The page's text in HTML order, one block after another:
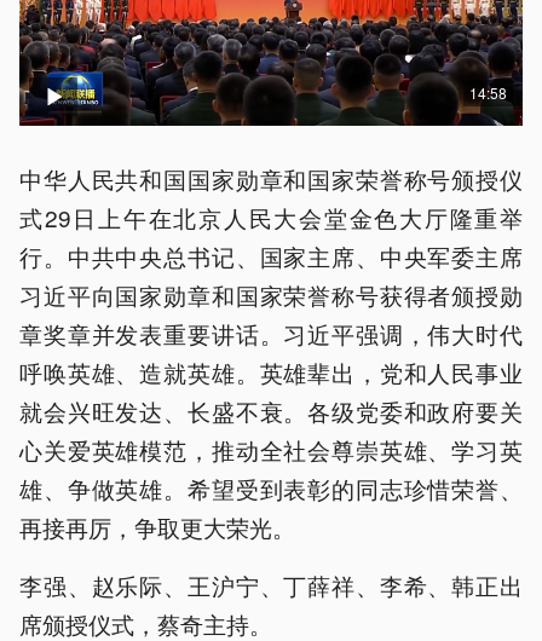
14:58
中华人民共和国国家勋章和国家荣誉称号颁授仪
式29日上午在北京人民大会堂金色大厅隆重举
行。中共中央总书记、国家主席、中央军委主席
习近平向国家勋章和国家荣誉称号获得者颁授勋
章奖章并发表重要讲话。习近平强调，伟大时代
呼唤英雄、造就英雄。英雄辈出，党和人民事业
就会兴旺发达、长盛不衰。各级党委和政府要关
心关爱英雄模范，推动全社会尊崇英雄、学习英
雄、争做英雄。希望受到表彰的同志珍惜荣誉、
再接再厉，争取更大荣光。
李强、赵乐际、王沪宁、丁薛祥、李希、韩正出
席颁授仪式，蔡奇主持。